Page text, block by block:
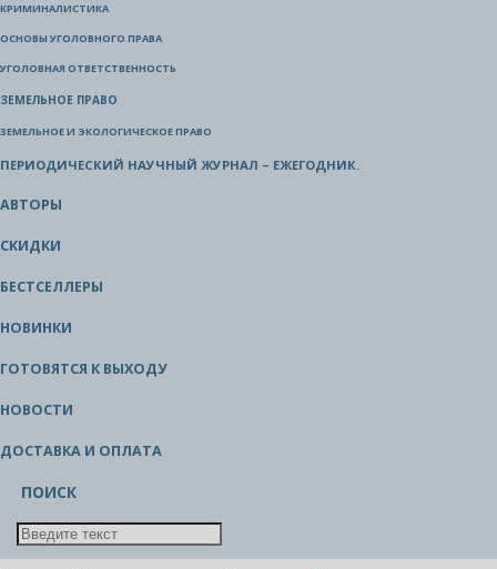
КРИМИНАЛИСТИКА
ОСНОВЫ УГОЛОВНОГО ПРАВА
УГОЛОВНАЯ ОТВЕТСТВЕННОСТЬ
ЗЕМЕЛЬНОЕ ПРАВО
ЗЕМЕЛЬНОЕ И ЭКОЛОГИЧЕСКОЕ ПРАВО
ПЕРИОДИЧЕСКИЙ НАУЧНЫЙ ЖУРНАЛ – ЕЖЕГОДНИК.
АВТОРЫ
СКИДКИ
БЕСТСЕЛЛЕРЫ
НОВИНКИ
ГОТОВЯТСЯ К ВЫХОДУ
НОВОСТИ
ДОСТАВКА И ОПЛАТА
ПОИСК